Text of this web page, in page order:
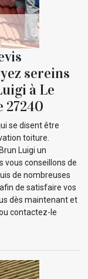
sereins
à Le
27240
se disent être
toiture.
Luigi un
vous conseillons de
de nombreuses
de satisfaire vos
dès maintenant et
contactez-le